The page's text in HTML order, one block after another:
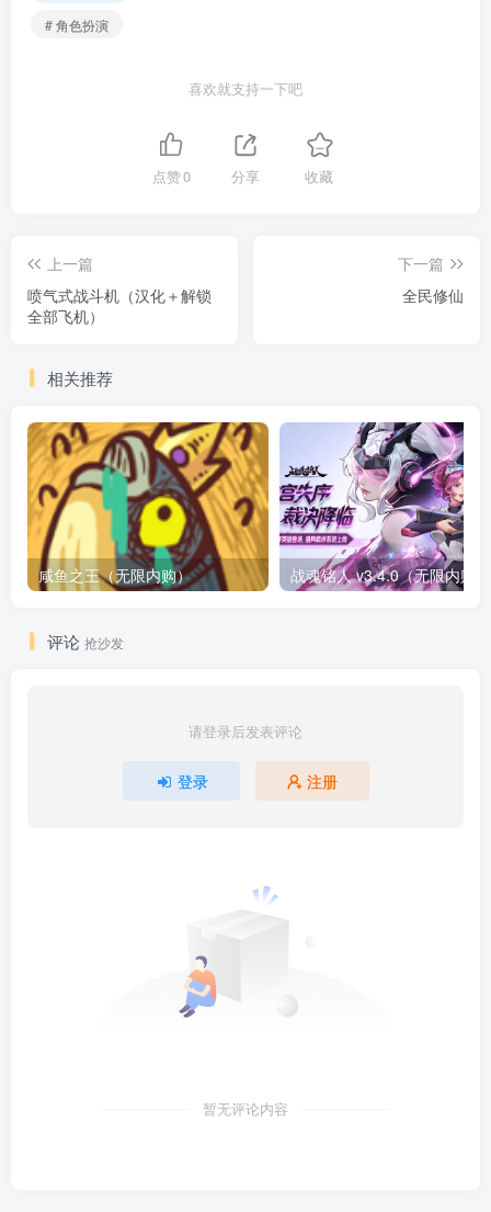
# 角色扮演
喜欢就支持一下吧
点赞0 分享 收藏
上一篇
喷气式战斗机（汉化＋解锁
全部飞机）
下一篇
全民修仙
相关推荐
咸鱼之王（无限内购）
评论 抢沙发
请登录后发表评论
登录 注册
暂无评论内容